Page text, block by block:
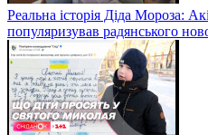
Реальна історія Діда Мороза:
популяризував радянського